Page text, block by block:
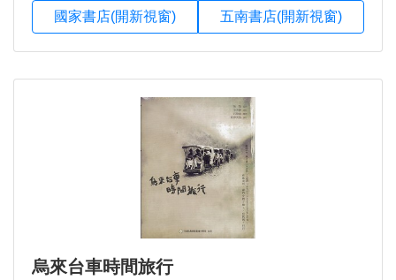
國家書店(開新視窗) 五南書店(開新視窗)
烏來台車時間旅行